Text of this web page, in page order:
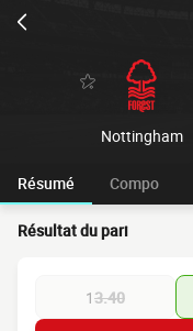
Nottingham
Résumé Compo
Résultat du pari
13.40